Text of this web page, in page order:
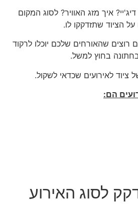
איך מזג האוויר? לסוג המקום
הציוד שתזדקקו לו.
שהאורחים שלכם יוכלו לרקוד
בחוץ למשל.
לאירועים שכדאי לשקול.
הם:
לסוג האירוע